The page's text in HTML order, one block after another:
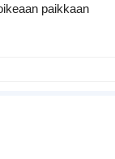
paikkaan